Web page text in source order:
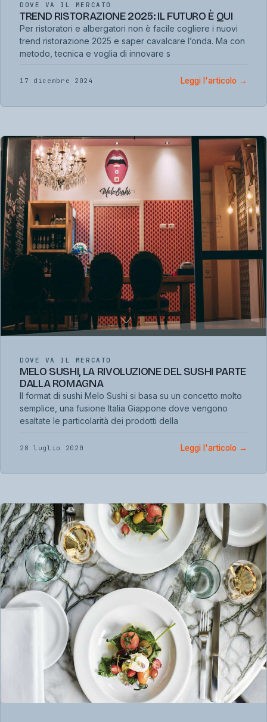
DOVE VA IL MERCATO
TREND RISTORAZIONE 2025: IL FUTURO È QUI
Per ristoratori e albergatori non è facile cogliere i nuovi
trend ristorazione 2025 e saper cavalcare l’onda. Ma con
metodo, tecnica e voglia di innovare s
17 dicembre 2024 Leggi l'articolo →
DOVE VA IL MERCATO
MELO SUSHI, LA RIVOLUZIONE DEL SUSHI PARTE
DALLA ROMAGNA
Il format di sushi Melo Sushi si basa su un concetto molto
semplice, una fusione Italia Giappone dove vengono
esaltate le particolarità dei prodotti della
28 luglio 2020 Leggi l'articolo →